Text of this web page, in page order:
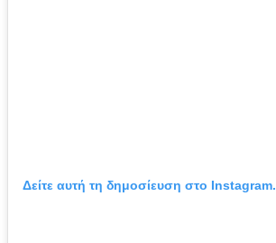
Δείτε αυτή τη δημοσίευση στο Instagram.